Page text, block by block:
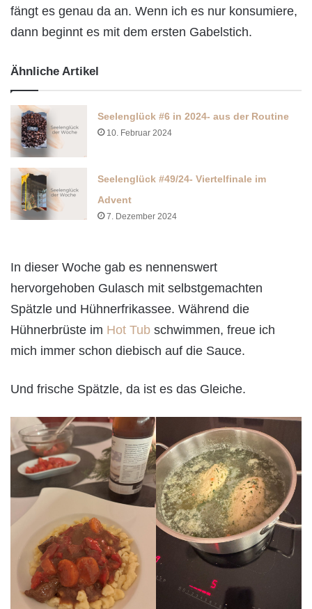
fängt es genau da an. Wenn ich es nur konsumiere,
dann beginnt es mit dem ersten Gabelstich.
Ähnliche Artikel
Seelenglück #6 in 2024- aus der Routine
10. Februar 2024
Seelenglück #49/24- Viertelfinale im
Advent
7. Dezember 2024
In dieser Woche gab es nennenswert
hervorgehoben Gulasch mit selbstgemachten
Spätzle und Hühnerfrikassee. Während die
Hühnerbrüste im Hot Tub schwimmen, freue ich
mich immer schon diebisch auf die Sauce.
Und frische Spätzle, da ist es das Gleiche.